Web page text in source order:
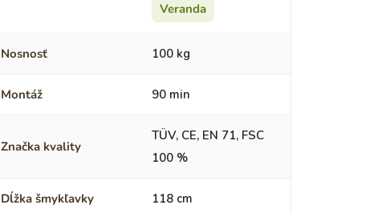
Veranda
Nosnosť 100 kg
Montáž 90 min
Značka kvality
TÜV, CE, EN 71, FSC
100 %
Dĺžka šmykľavky 118 cm